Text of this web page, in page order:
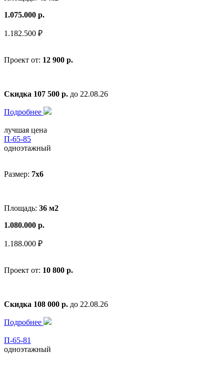
1.075.000 р.
1.182.500 ₽
Проект от: 12 900 р.
Скидка 107 500 р. до 22.08.26
Подробнее
лучшая цена
П-65-85
одноэтажный
Размер: 7x6
Площадь: 36 м2
1.080.000 р.
1.188.000 ₽
Проект от: 10 800 р.
Скидка 108 000 р. до 22.08.26
Подробнее
П-65-81
одноэтажный